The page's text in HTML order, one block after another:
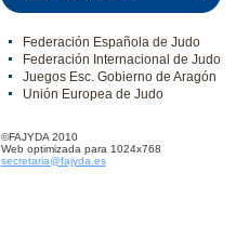
Federación Española de Judo
Federación Internacional de Judo
Juegos Esc. Gobierno de Aragón
Unión Europea de Judo
©FAJYDA 2010
Web optimizada para 1024x768
secretaria@fajyda.es